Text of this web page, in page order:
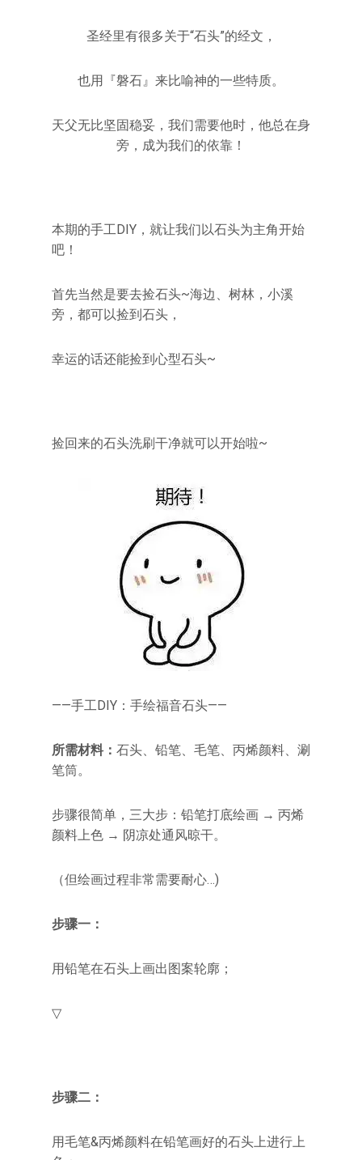
圣经里有很多关于“石头”的经文，
也用『磐石』来比喻神的一些特质。
天父无比坚固稳妥，我们需要他时，他总在身
旁，成为我们的依靠！
本期的手工DIY，就让我们以石头为主角开始
吧！
首先当然是要去捡石头~海边、树林，小溪
旁，都可以捡到石头，
幸运的话还能捡到心型石头~
捡回来的石头洗刷干净就可以开始啦~
——手工DIY：手绘福音石头——
所需材料： 石头、铅笔、毛笔、丙烯颜料、涮
笔筒。
步骤很简单，三大步：铅笔打底绘画 → 丙烯
颜料上色 → 阴凉处通风晾干。
（但绘画过程非常需要耐心…)
步骤一：
用铅笔在石头上画出图案轮廓；
▽
步骤二：
用毛笔&丙烯颜料在铅笔画好的石头上进行上